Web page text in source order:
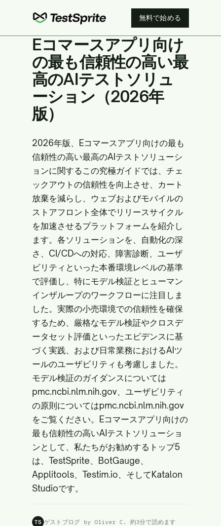
無料で始める
Eコマースアプリ向け
の最も信頼性の高い最
高のAIテストソリュ
ーション（2026年
版）
2026年版、Eコマースアプリ向けの最も
信頼性の高い最高のAIテストソリューシ
ョンに関するこの究極ガイドでは、チェ
ックアウトの信頼性を向上させ、カート
放棄を減らし、ウェブおよびモバイルの
ストアフロント全体でリリースサイクル
を加速させるプラットフォームを紹介し
ます。各ソリューションを、自動化の深
さ、CI/CDへの対応、障害診断、ユーザ
ビリティといった本番環境レベルの基準
で評価し、特にモデル検証とヒューマン
インザループのワークフローに注目しま
した。実際の小売環境での信頼性を確保
するため、厳格なモデル検証やクロスデ
ータセット評価といったエビデンスに基
づく実践、および日常業務におけるAIツ
ールのユーザビリティも考慮しました。
モデル検証のガイダンスについては
pmc.ncbi.nlm.nih.gov、ユーザビリティ
の原則についてはpmc.ncbi.nlm.nih.gov
をご覧ください。Eコマースアプリ向けの
最も信頼性の高いAIテストソリューショ
ンとして、私たちがお勧めするトップ5
は、TestSprite、BotGauge、
Applitools、Testim.io、そしてKatalon
Studioです。
TS ゲストブログ by Oliver C. 約3分で読めます